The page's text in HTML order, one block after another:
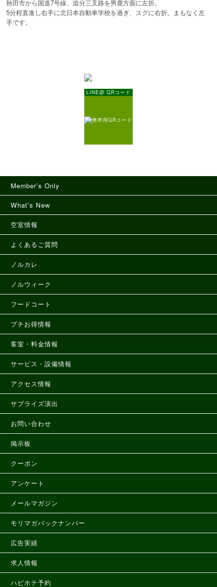
秋田市から国道7号線、追分三叉路を男鹿方面に左折。
5分程直進し右手に北日本自動車学校を過ぎ、スグに右折。まもなく左
手です。
LINE@ QRコード
Member's Only
What's New
空室情報
よくあるご質問
ノルカレ
ノルウィーク
フードコート
プチお得情報
客室・料金情報
サービス・設備情報
アクセス情報
サプライズ演出
お問い合わせ
掲示板
クーポン
アンケート
メールマガジン
モリマガバックナンバー
広告実績
求人情報
ハピホテ予約